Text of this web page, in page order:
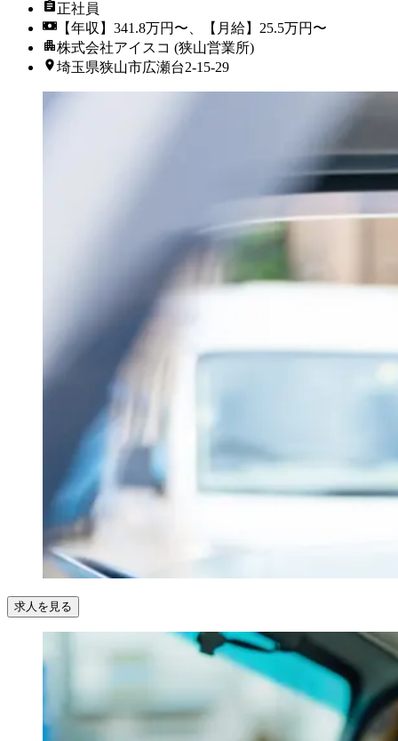
正社員
【年収】341.8万円〜、【月給】25.5万円〜
株式会社アイスコ (狭山営業所)
埼玉県狭山市広瀬台2-15-29
求人を見る